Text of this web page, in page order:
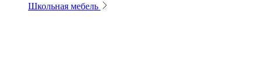
Школьная мебель